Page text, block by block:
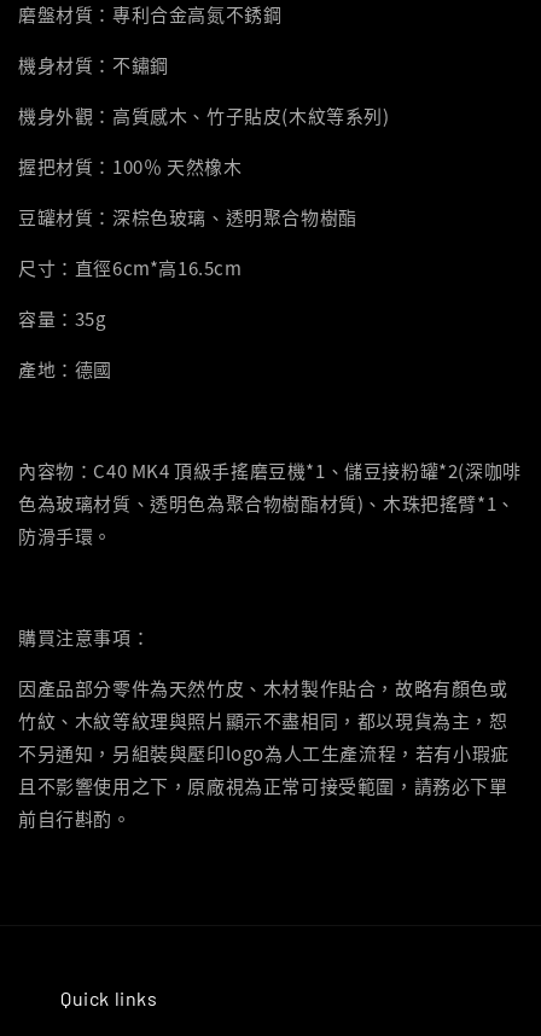
磨盤材質：專利合金高氮不銹鋼
機身材質：不鏽鋼
機身外觀：高質感木、竹子貼皮(木紋等系列)
握把材質：100％ 天然橡木
豆罐材質：深棕色玻璃、透明聚合物樹酯
尺寸：直徑6cm*高16.5cm
容量：35g
產地：德國
內容物：C40 MK4 頂級手搖磨豆機*1、儲豆接粉罐*2(深咖啡
色為玻璃材質、透明色為聚合物樹酯材質)、木珠把搖臂*1、
防滑手環。
購買注意事項：
因產品部分零件為天然竹皮、木材製作貼合，故略有顏色或
竹紋、木紋等紋理與照片顯示不盡相同，都以現貨為主，恕
不另通知，另組裝與壓印logo為人工生產流程，若有小瑕疵
且不影響使用之下，原廠視為正常可接受範圍，請務必下單
前自行斟酌。
Quick links